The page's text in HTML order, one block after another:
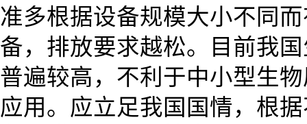
准多根据设备规模大小不同
备，排放要求越松。目前我
普遍较高，不利于中小型生
应用。应立足我国国情，根